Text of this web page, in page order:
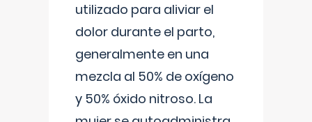
utilizado para aliviar el
dolor durante el parto,
generalmente en una
mezcla al 50% de oxígeno
y 50% óxido nitroso. La